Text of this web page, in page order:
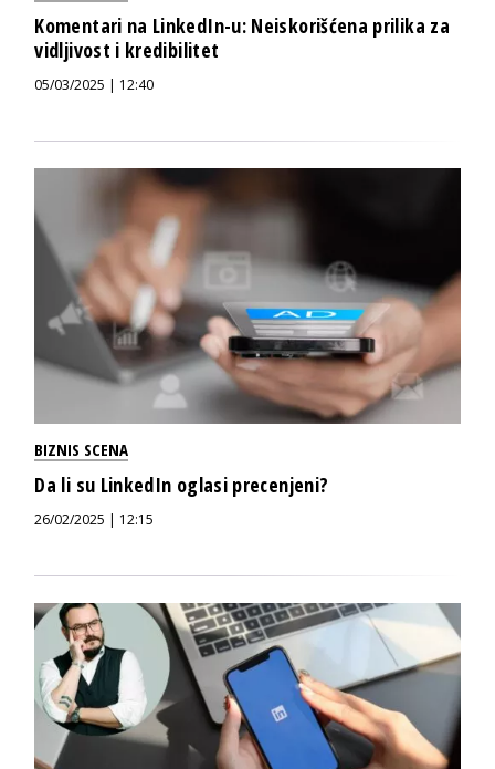
Komentari na LinkedIn-u: Neiskorišćena prilika za
vidljivost i kredibilitet
05/03/2025 | 12:40
BIZNIS SCENA
Da li su LinkedIn oglasi precenjeni?
26/02/2025 | 12:15